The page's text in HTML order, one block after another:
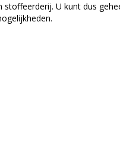
U kunt dus